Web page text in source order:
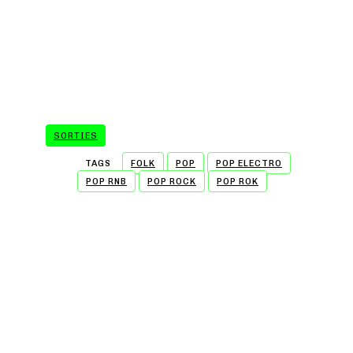
SORTIES
TAGS FOLK POP
POP ELECTRO
POP RNB
POP ROCK POP ROK